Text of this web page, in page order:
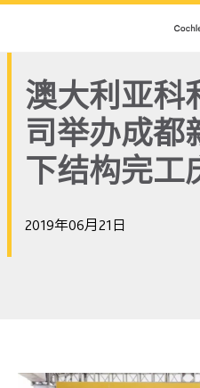
澳大利亚科
司举办成都
下结构完工
2019年06月21日